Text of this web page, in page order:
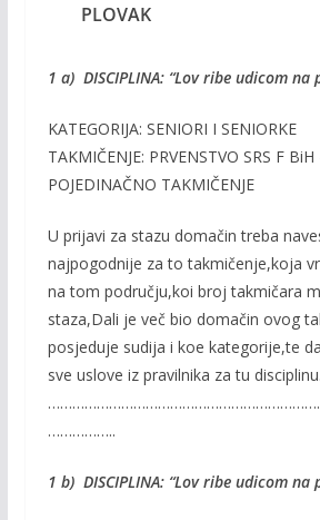
PLOVAK
1 a) DISCIPLINA: “Lov ribe udicom na
KATEGORIJA: SENIORI I SENIORKE
TAKMIČENJE: PRVENSTVO SRS F
POJEDINAČNO TAKMIČENJE
U prijavi za stazu domačin treba
najpogodnije za to takmičenje,koja
na tom području,koi broj takmičara
staza,Dali je več bio domačin ovog
posjeduje sudija i koe kategorije,te
sve uslove iz pravilnika za tu disciplinu.
……………..
1 b) DISCIPLINA: “Lov ribe udicom na